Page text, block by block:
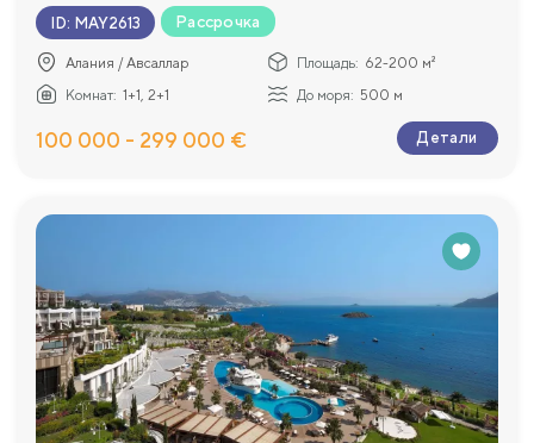
ID: MAY2613 Рассрочка
Алания / Авсаллар Площадь: 62-200 м²
Комнат: 1+1, 2+1 До моря: 500 м
100 000 - 299 000 € Детали